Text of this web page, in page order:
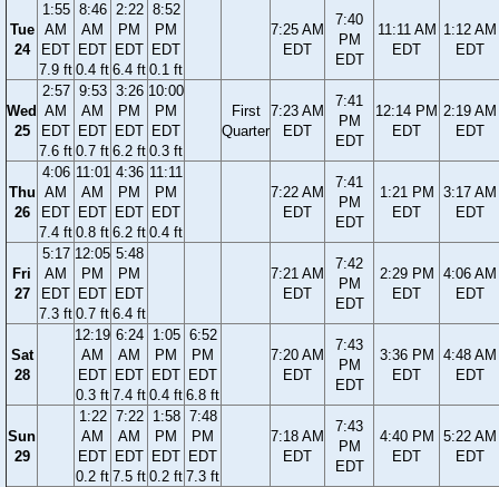
Tue
24
1:55
AM
EDT
7.9 ft
8:46
AM
EDT
0.4 ft
2:22
PM
EDT
6.4 ft
8:52
PM
EDT
0.1 ft
7:25 AM
EDT
7:40
PM
EDT
11:11 AM
EDT
1:12 AM
EDT
Wed
25
2:57
AM
EDT
7.6 ft
9:53
AM
EDT
0.7 ft
3:26
PM
EDT
6.2 ft
10:00
PM
EDT
0.3 ft
First
Quarter
7:23 AM
EDT
7:41
PM
EDT
12:14 PM
EDT
2:19 AM
EDT
Thu
26
4:06
AM
EDT
7.4 ft
11:01
AM
EDT
0.8 ft
4:36
PM
EDT
6.2 ft
11:11
PM
EDT
0.4 ft
7:22 AM
EDT
7:41
PM
EDT
1:21 PM
EDT
3:17 AM
EDT
Fri
27
5:17
AM
EDT
7.3 ft
12:05
PM
EDT
0.7 ft
5:48
PM
EDT
6.4 ft
7:21 AM
EDT
7:42
PM
EDT
2:29 PM
EDT
4:06 AM
EDT
Sat
28
12:19
AM
EDT
0.3 ft
6:24
AM
EDT
7.4 ft
1:05
PM
EDT
0.4 ft
6:52
PM
EDT
6.8 ft
7:20 AM
EDT
7:43
PM
EDT
3:36 PM
EDT
4:48 AM
EDT
Sun
29
1:22
AM
EDT
0.2 ft
7:22
AM
EDT
7.5 ft
1:58
PM
EDT
0.2 ft
7:48
PM
EDT
7.3 ft
7:18 AM
EDT
7:43
PM
EDT
4:40 PM
EDT
5:22 AM
EDT